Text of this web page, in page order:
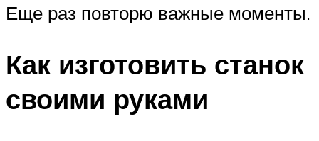
Еще раз повторю важные моменты.
Как изготовить станок
своими руками